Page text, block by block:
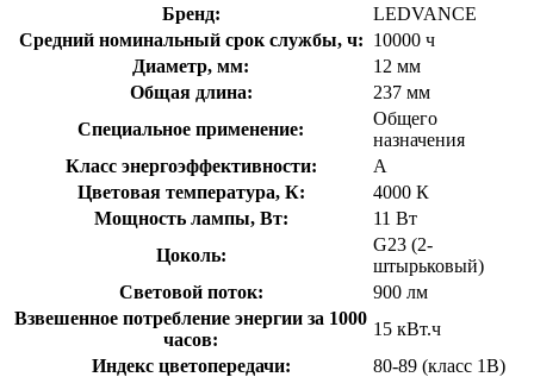
Бренд:
LEDVANCE
Средний номинальный срок службы, ч: 10000 ч
Диаметр, мм:
12 мм
Общая длина:
237 мм
Специальное применение:
Общего
назначения
Класс энергоэффективности:
A
Цветовая температура, К:
4000 К
Мощность лампы, Вт:
11 Вт
Цоколь:
G23 (2-
штырьковый)
Световой поток:
900 лм
Взвешенное потребление энергии за 1000
часов:
15 кВт.ч
Индекс цветопередачи:
80-89 (класс 1В)